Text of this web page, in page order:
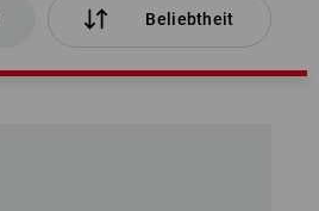
Beliebtheit